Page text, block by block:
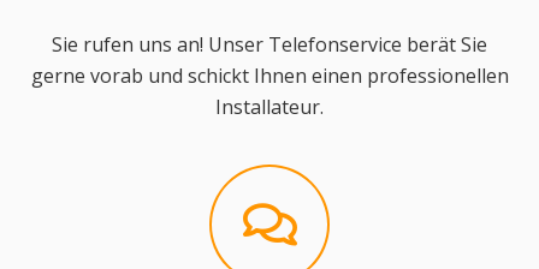
Sie rufen uns an! Unser Telefonservice berät Sie
gerne vorab und schickt Ihnen einen professionellen
Installateur.